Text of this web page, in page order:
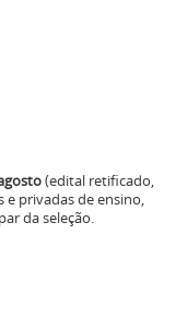
(edital retificado,
e privadas de ensino,
da seleção.